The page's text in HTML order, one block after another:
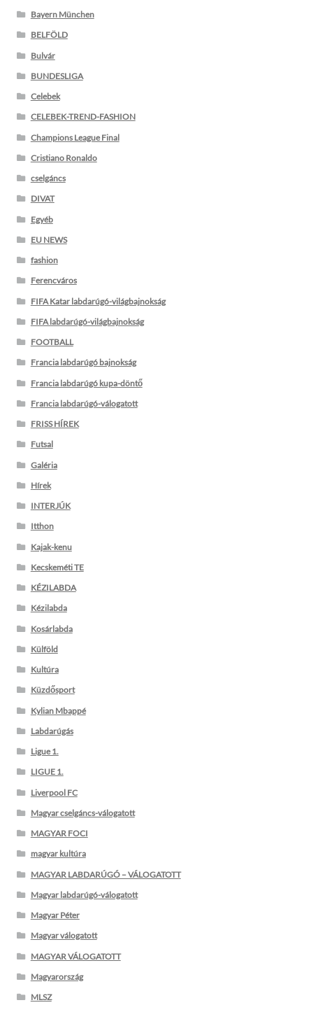
Bayern München
BELFÖLD
Bulvár
BUNDESLIGA
Celebek
CELEBEK-TREND-FASHION
Champions League Final
Cristiano Ronaldo
cselgáncs
DIVAT
Egyéb
EU NEWS
fashion
Ferencváros
FIFA Katar labdarúgó-világbajnokság
FIFA labdarúgó-világbajnokság
FOOTBALL
Francia labdarúgó bajnokság
Francia labdarúgó kupa-döntő
Francia labdarúgó-válogatott
FRISS HÍREK
Futsal
Galéria
Hírek
INTERJÚK
Itthon
Kajak-kenu
Kecskeméti TE
KÉZILABDA
Kézilabda
Kosárlabda
Külföld
Kultúra
Küzdősport
Kylian Mbappé
Labdarúgás
Ligue 1.
LIGUE 1.
Liverpool FC
Magyar cselgáncs-válogatott
MAGYAR FOCI
magyar kultúra
MAGYAR LABDARÚGÓ – VÁLOGATOTT
Magyar labdarúgó-válogatott
Magyar Péter
Magyar válogatott
MAGYAR VÁLOGATOTT
Magyarország
MLSZ